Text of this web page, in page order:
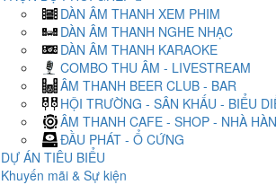
DÀN ÂM THANH XEM PHIM
DÀN ÂM THANH NGHE NHẠC
DÀN ÂM THANH KARAOKE
COMBO THU ÂM - LIVESTREAM
ÂM THANH BEER CLUB - BAR
HỘI TRƯỜNG - SÂN KHẤU - BIỂU
ÂM THANH CAFE - SHOP - NHÀ
ĐẦU PHÁT - Ổ CỨNG
DỰ ÁN TIÊU BIỂU
Khuyến mãi & Sự kiện